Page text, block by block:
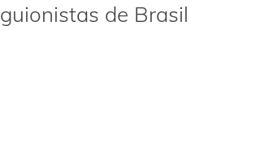
guionistas de Brasil